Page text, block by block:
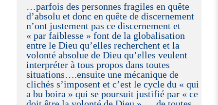
…parfois des personnes fragiles en quête
d’absolu et donc en quête de discernement
n’ont justement pas ce discernement et
« par faiblesse » font de la globalisation
entre le Dieu qu’elles recherchent et la
volonté absolue de Dieu qu’elles veulent
interpréter à tous propos dans toutes
situations….ensuite une mécanique de
clichés s’imposent et c’est le cycle du « qui
a bu boira » qui se poursuit justifié par « ce